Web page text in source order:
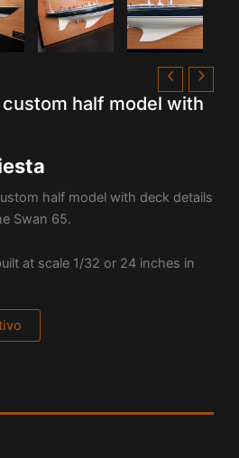
half model with
half model with deck details
Swan 65.
at scale 1/32 or 24 inches in